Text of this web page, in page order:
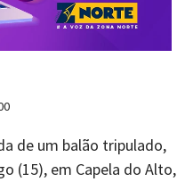
de um balão tripulado,
(15), em Capela do Alto,